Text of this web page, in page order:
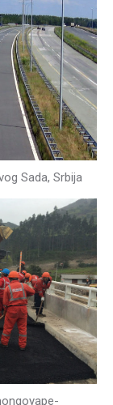
Sada, Srbija